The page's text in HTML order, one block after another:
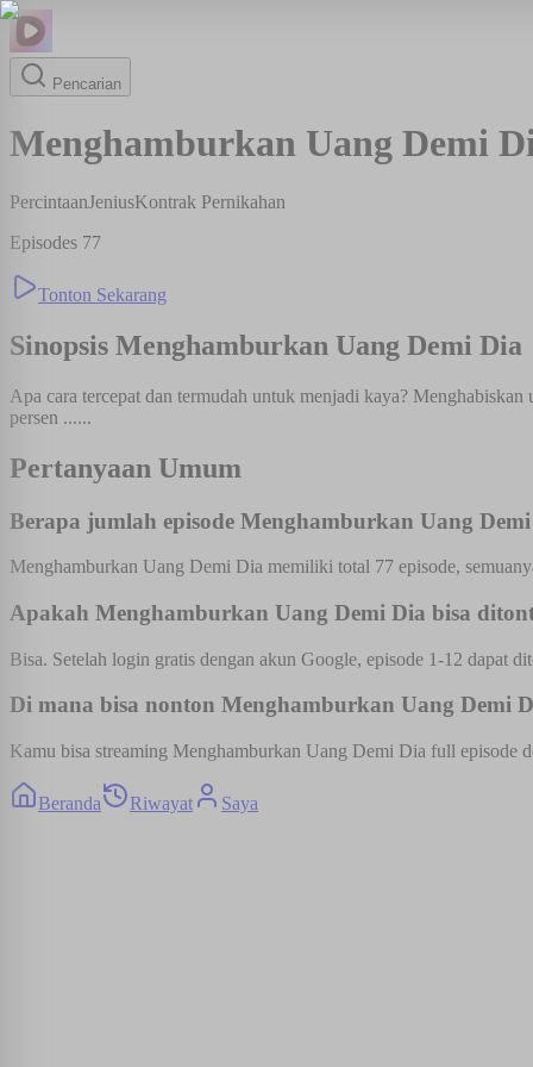
Pencarian
Menghamburkan Uang Demi
PercintaanJeniusKontrak Pernikahan
Episodes 77
Tonton Sekarang
Sinopsis Menghamburkan Uang Demi Dia
Apa cara tercepat dan termudah untuk menjadi kaya?
persen ......
Pertanyaan Umum
Berapa jumlah episode Menghamburkan Uang
Menghamburkan Uang Demi Dia memiliki total 77 episode,
Apakah Menghamburkan Uang Demi Dia bisa
Bisa. Setelah login gratis dengan akun Google, episode 1-12 dapat
Di mana bisa nonton Menghamburkan Uang Demi
Kamu bisa streaming Menghamburkan Uang Demi Dia full episode
Beranda Riwayat Saya